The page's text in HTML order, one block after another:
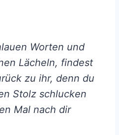
Worten und
Lächeln, findest
zu ihr, denn du
Stolz schlucken
Mal nach dir